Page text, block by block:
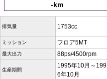
-km
排気量 1753cc
ミッション フロア5MT
最大出力 88ps/4500rpm
生産期間
1995年10月～199
6年10月